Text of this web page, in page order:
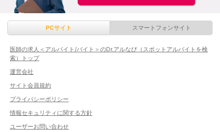
PCサイト スマートフォンサイト
医師の求人＜アルバイト/バイト＞のDr.アルなび（スポットアルバイトを検
索）トップ
運営会社
サイト会員規約
プライバシーポリシー
情報セキュリティに関する方針
ユーザーお問い合わせ